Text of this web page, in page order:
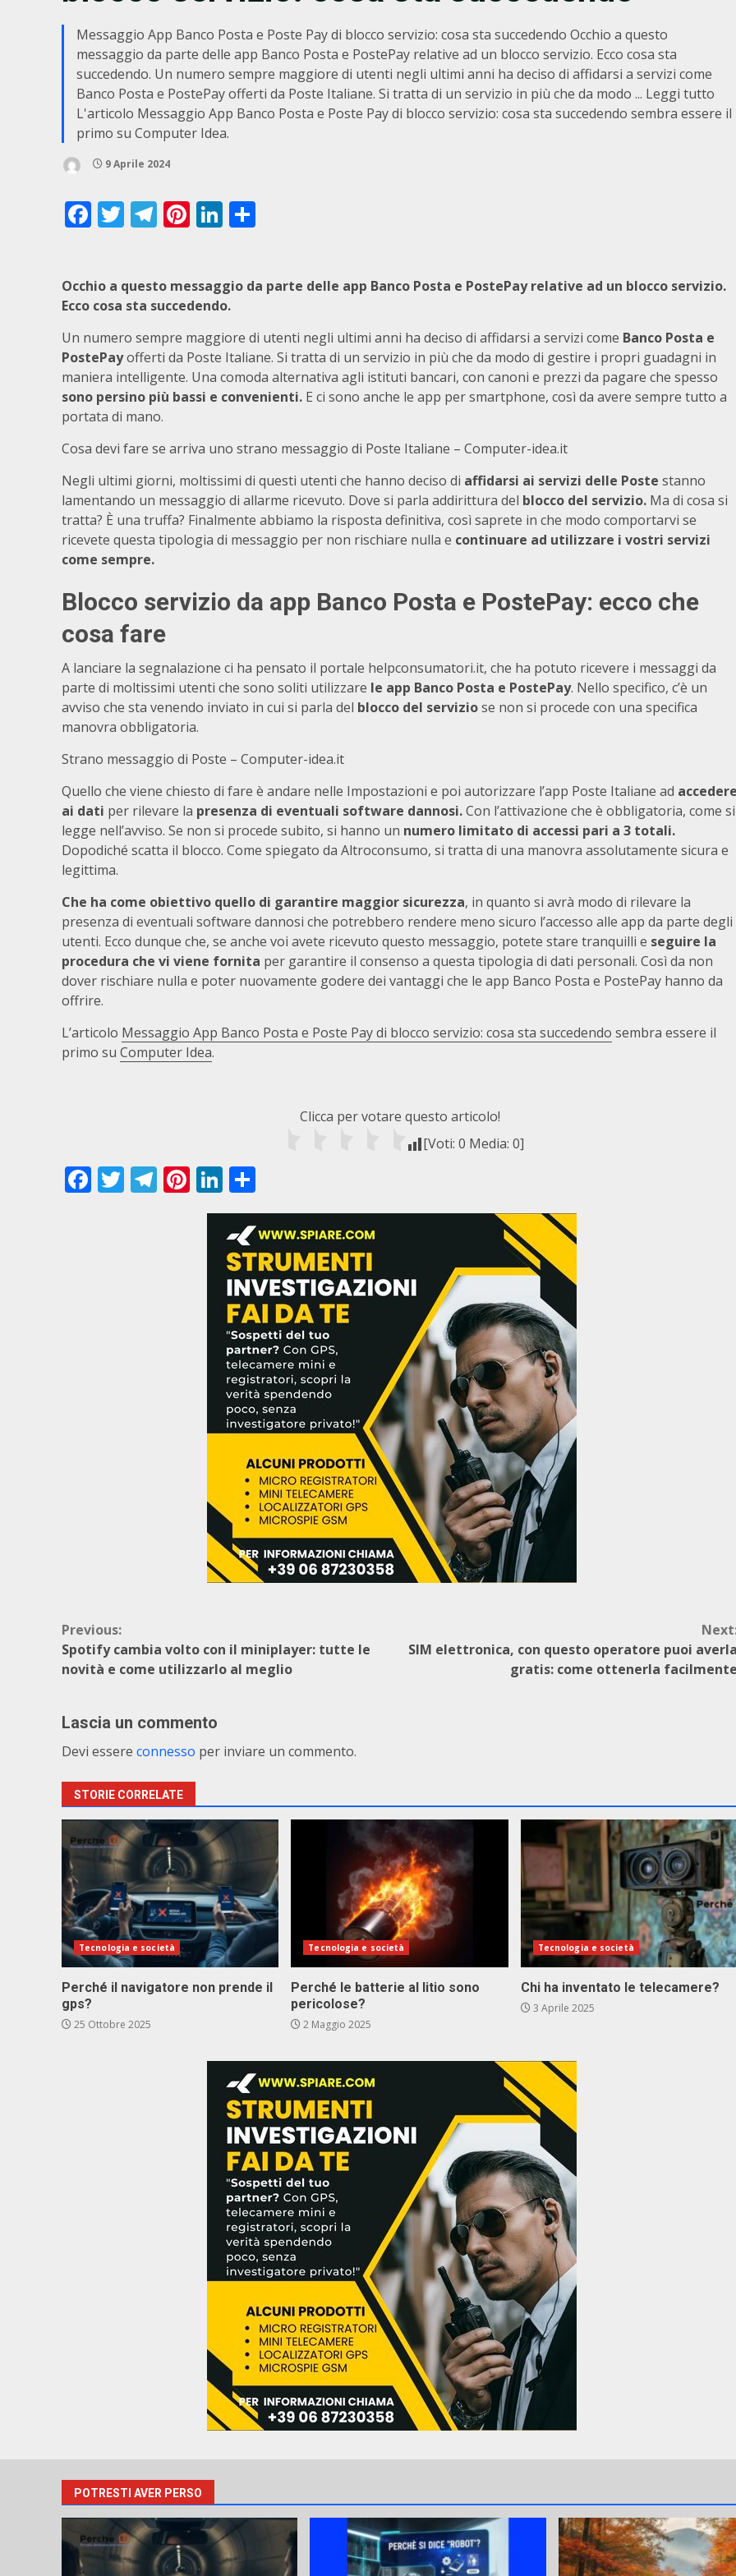
Messaggio App Banco Posta e Poste Pay di blocco servizio: cosa sta succedendo Occhio a questo
messaggio da parte delle app Banco Posta e PostePay relative ad un blocco servizio. Ecco cosa sta
succedendo. Un numero sempre maggiore di utenti negli ultimi anni ha deciso di affidarsi a servizi come
Banco Posta e PostePay offerti da Poste Italiane. Si tratta di un servizio in più che da modo ... Leggi tutto
L'articolo Messaggio App Banco Posta e Poste Pay di blocco servizio: cosa sta succedendo sembra essere il
primo su Computer Idea.
9 Aprile 2024
Facebook
Twitter
Telegram
Pinterest
LinkedIn
Occhio a questo messaggio da parte delle app Banco Posta e PostePay relative ad un blocco servizio.
Ecco cosa sta succedendo.
Un numero sempre maggiore di utenti negli ultimi anni ha deciso di affidarsi a servizi come Banco Posta e
PostePayofferti da Poste Italiane. Si tratta di un servizio in più che da modo di gestire i propri guadagni in
maniera intelligente. Una comoda alternativa agli istituti bancari, con canoni e prezzi da pagare che spesso
sono persino più bassi e convenienti. E ci sono anche le app per smartphone, così da avere sempre tutto a
portata di mano.
Cosa devi fare se arriva uno strano messaggio di Poste Italiane – Computer-idea.it
Negli ultimi giorni, moltissimi di questi utenti che hanno deciso di affidarsi ai servizi delle Poste stanno
lamentando un messaggio di allarme ricevuto. Dove si parla addirittura del blocco del servizio. Ma di cosa si
tratta? È una truffa? Finalmente abbiamo la risposta definitiva, così saprete in che modo comportarvi se
ricevete questa tipologia di messaggio per non rischiare nulla e continuare ad utilizzare i vostri servizi
come sempre.
Blocco servizio da app Banco Posta e PostePay: ecco che
cosa fare
A lanciare la segnalazione ci ha pensato il portale helpconsumatori.it, che ha potuto ricevere i messaggi da
parte di moltissimi utenti che sono soliti utilizzare le app Banco Posta e PostePay. Nello specifico, c’è un
avviso che sta venendo inviato in cui si parla del blocco del serviziose non si procede con una specifica
manovra obbligatoria.
Strano messaggio di Poste – Computer-idea.it
Quello che viene chiesto di fare è andare nelle Impostazioni e poi autorizzare l’app Poste Italiane ad
ai dati per rilevare la presenza di eventuali software dannosi.Con l’attivazione che è obbligatoria, come si
legge nell’avviso. Se non si procede subito, si hanno un numero limitato di accessi pari a 3 totali.
Dopodiché scatta il blocco. Come spiegato da Altroconsumo, si tratta di una manovra assolutamente sicura e
legittima.
Che ha come obiettivo quello di garantire maggior sicurezza, in quanto si avrà modo di rilevare la
presenza di eventuali software dannosi che potrebbero rendere meno sicuro l’accesso alle app da parte degli
utenti. Ecco dunque che, se anche voi avete ricevuto questo messaggio, potete stare tranquilli e seguire la
procedura che vi viene fornita per garantire il consenso a questa tipologia di dati personali. Così da non
dover rischiare nulla e poter nuovamente godere dei vantaggi che le app Banco Posta e PostePay hanno da
offrire.
L’articolo Messaggio App Banco Posta e Poste Pay di blocco servizio: cosa sta succedendo sembra essere il
primo su Computer Idea.
Clicca per votare questo articolo!
[Voti:0 Media:0]
Facebook
Twitter
Telegram
Pinterest
LinkedIn
Continue
Reading
Previous:
Spotify cambia volto con il miniplayer: tutte le
novità e come utilizzarlo al meglio
SIM elettronica, con questo operatore puoi
gratis: come ottenerla
Lascia un commento
Devi essere connesso per inviare un commento.
STORIE CORRELATE
Tecnologia e società
Perché il navigatore non prende il
gps?
25 Ottobre 2025
Tecnologia e società
Perché le batterie al litio sono
pericolose?
2 Maggio 2025
Tecnologia e società
Chi ha inventato le telecamere?
3 Aprile 2025
POTRESTI AVER PERSO